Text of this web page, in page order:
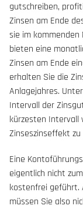
gutschreiben,
Zinsen am Ende
sie im kommenden
bieten eine
Zinsen am Ende
erhalten Sie die
Anlagejahres.
Intervall der
kürzesten Intervall
Zinseszinseffekt
Eine
eigentlich nicht
kostenfrei geführt.
müssen Sie also